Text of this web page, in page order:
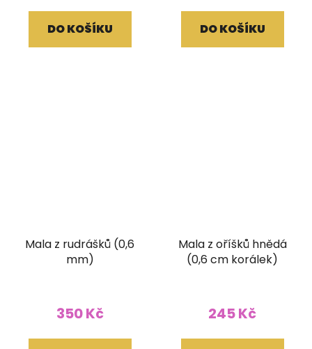
DO KOŠÍKU DO KOŠÍKU
Mala z rudrášků (0,6
mm)
350 Kč
Mala z oříšků hnědá
(0,6 cm korálek)
245 Kč